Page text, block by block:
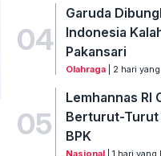
04
Garuda
Indonesia
Pakansari
Olahraga| 2 hari yang
05
Lemhannas RI
Berturut-Turut
BPK